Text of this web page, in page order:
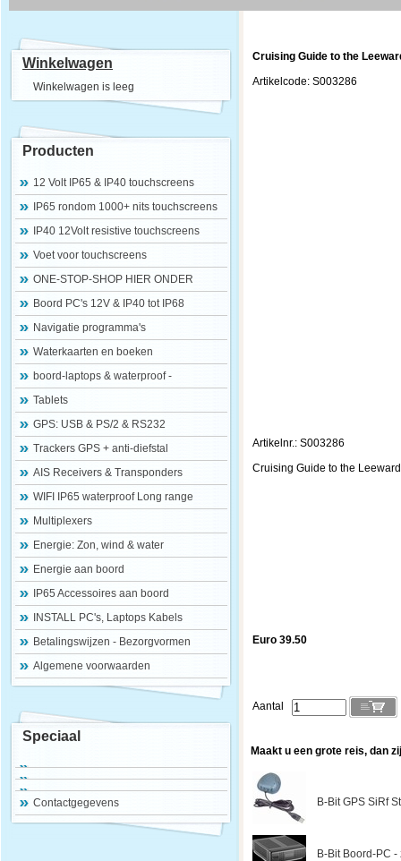
Winkelwagen
Winkelwagen is leeg
Producten
12 Volt IP65 & IP40 touchscreens
IP65 rondom 1000+ nits touchscreens
IP40 12Volt resistive touchscreens
Voet voor touchscreens
ONE-STOP-SHOP HIER ONDER
Boord PC's 12V & IP40 tot IP68
Navigatie programma's
Waterkaarten en boeken
boord-laptops & waterproof -
Tablets
GPS: USB & PS/2 & RS232
Trackers GPS + anti-diefstal
AIS Receivers & Transponders
WIFI IP65 waterproof Long range
Multiplexers
Energie: Zon, wind & water
Energie aan boord
IP65 Accessoires aan boord
INSTALL PC's, Laptops Kabels
Betalingswijzen - Bezorgvormen
Algemene voorwaarden
Speciaal
Contactgegevens
Cruising Guide to the
Artikelcode: S003286
Artikelnr.: S003286
Cruising Guide to the
Euro 39.50
Aantal
Maakt u een grote reis, dan
B-Bit GPS SiRf
B-Bit Boord-PC